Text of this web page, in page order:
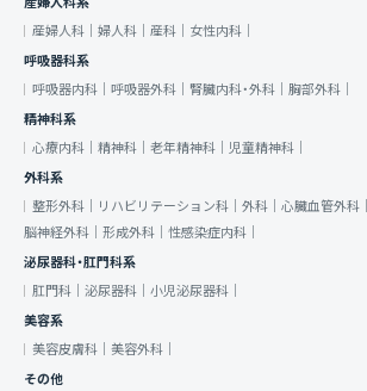
産婦人科｜ 婦人科｜ 産科｜ 女性内科｜
呼吸器科系
呼吸器内科｜ 呼吸器外科｜ 腎臓内科・外科｜ 胸部外科｜
精神科系
心療内科｜ 精神科｜ 老年精神科｜ 児童精神科｜
外科系
整形外科｜
リハビリテーション科｜ 外科｜ 心臓血管外科｜
脳神経外科｜ 形成外科｜ 性感染症内科｜
泌尿器科・肛門科系
肛門科｜ 泌尿器科｜ 小児泌尿器科｜
美容系
美容皮膚科｜ 美容外科｜
その他